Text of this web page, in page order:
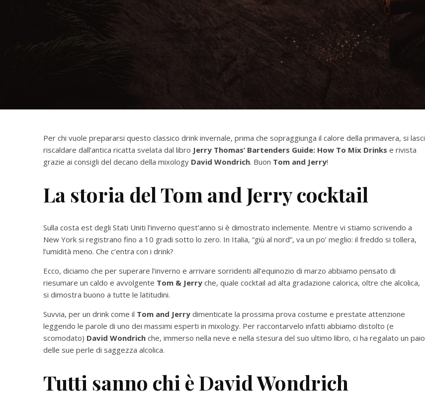
Per chi vuole prepararsi questo classico drink invernale, prima che sopraggiunga il calore della primavera, si lasci
riscaldare dall’antica ricatta svelata dal libro Jerry Thomas’ Bartenders Guide: How To Mix Drinks e rivista
grazie ai consigli del decano della mixology David Wondrich. Buon Tom and Jerry!
La storia del Tom and Jerry cocktail
Sulla costa est degli Stati Uniti l’inverno quest’anno si è dimostrato inclemente. Mentre vi stiamo scrivendo a
New York si registrano fino a 10 gradi sotto lo zero. In Italia, “giù al nord”, va un po’ meglio: il freddo si tollera,
l’umidità meno. Che c’entra con i drink?
Ecco, diciamo che per superare l’inverno e arrivare sorridenti all’equinozio di marzo abbiamo pensato di
riesumare un caldo e avvolgente Tom & Jerry che, quale cocktail ad alta gradazione calorica, oltre che alcolica,
si dimostra buono a tutte le latitudini.
Suvvia, per un drink come il Tom and Jerry dimenticate la prossima prova costume e prestate attenzione
leggendo le parole di uno dei massimi esperti in mixology. Per raccontarvelo infatti abbiamo distolto (e
scomodato) David Wondrich che, immerso nella neve e nella stesura del suo ultimo libro, ci ha regalato un paio
delle sue perle di saggezza alcolica.
Tutti sanno chi è David Wondrich